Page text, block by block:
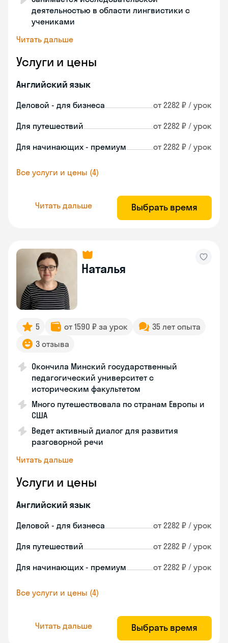
деятельностью в области лингвистики с
учениками
Читать дальше
Услуги и цены
Английский язык
Деловой - для бизнеса от 2282 ₽ / урок
Для путешествий от 2282 ₽ / урок
Для начинающих - премиум от 2282 ₽ / урок
Все услуги и цены (4)
Читать дальше Выбрать время
Наталья
5 от 1590 ₽ за урок
35 лет опыта
3 отзыва
Окончила Минский государственный
педагогический университет с
историческим факультетом
Много путешествовала по странам Европы и
США
Ведет активный диалог для развития
разговорной речи
Читать дальше
Услуги и цены
Английский язык
Деловой - для бизнеса от 2282 ₽ / урок
Для путешествий от 2282 ₽ / урок
Для начинающих - премиум от 2282 ₽ / урок
Все услуги и цены (4)
Читать дальше Выбрать время